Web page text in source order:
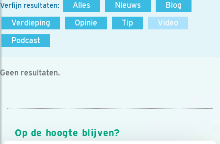
Verfijn resultaten: Alles Nieuws
Blog
Verdieping
Opinie Tip
Video
Podcast
Geen resultaten.
Op de hoogte blijven?